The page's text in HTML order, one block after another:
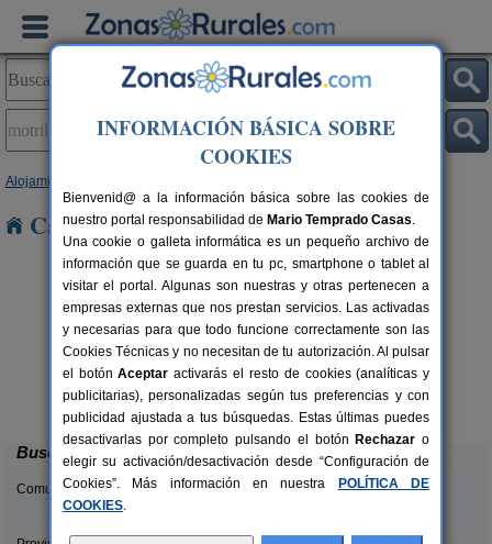
Alojamientos
Casas Rurales en Motril
2-44+16 pers.
desde28 €
Complejo Rural Balcón de Valor
Válor (Granada)
Buscar
Comunidades:
INFORMACIÓN BÁSICA SOBRE
COOKIES
Bienvenid@ a la información básica sobre las cookies de
nuestro portal responsabilidad de Mario Temprado Casas.
Una cookie o galleta informática es un pequeño archivo de
información que se guarda en tu pc, smartphone o tablet al
visitar el portal. Algunas son nuestras y otras pertenecen a
empresas externas que nos prestan servicios. Las activadas
y necesarias para que todo funcione correctamente son las
Cookies Técnicas y no necesitan de tu autorización. Al pulsar
el botónAceptar activarás el resto de cookies (analíticas y
publicitarias), personalizadas según tus preferencias y con
publicidad ajustada a tus búsquedas. Estas últimas puedes
desactivarlas por completo pulsando el botón Rechazar o
elegir su activación/desactivación desde “Configuración de
Cookies”. Más información en nuestra
POLÍTICA DE
COOKIES.